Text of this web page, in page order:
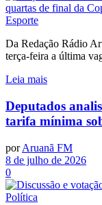
Esporte
Da Redação Rádio
terça-feira a última
Leia mais
Deputados
tarifa mínima
por Aruanã FM
8 de julho de 2026
0
Política